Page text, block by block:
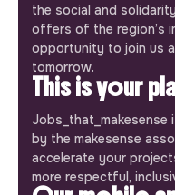
the social and
offers of the region’s
opportunity to join us
tomorrow.
This is your
by the makesense
accelerate your
more respectful,